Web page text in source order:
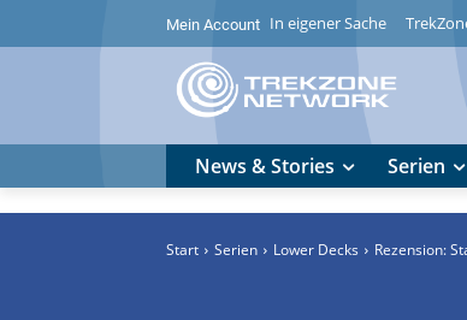
Mein Account In eigener Sache
News & Stories Serien
Start Serien Lower Decks Rezension: